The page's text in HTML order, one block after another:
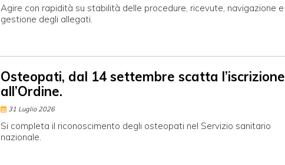
Agire con rapidità su stabilità delle procedure, ricevute, navigazione e
gestione degli allegati.
Osteopati, dal 14 settembre scatta l’iscrizione
all’Ordine.
31 Luglio 2026
Si completa il riconoscimento degli osteopati nel Servizio sanitario
nazionale.